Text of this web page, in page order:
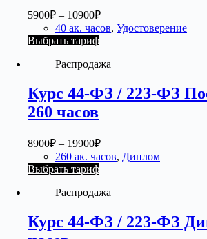
5900₽ – 10900₽
40 ак. часов, Удостоверение
Выбрать тариф
Распродажа
Курс 44-ФЗ / 223-ФЗ
260 часов
8900₽ – 19900₽
260 ак. часов, Диплом
Выбрать тариф
Распродажа
Курс 44-ФЗ / 223-ФЗ